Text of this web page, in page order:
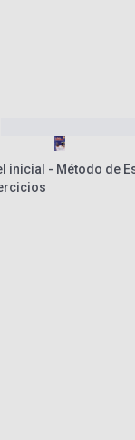
inicial - Método de